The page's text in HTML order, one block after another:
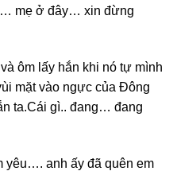
mẹ ở đây… xin đừng
ôm lấy hắn khi nó tự mình
mặt vào ngực của Đông
ta.Cái gì.. đang… đang
yêu…. anh ấy đã quên em